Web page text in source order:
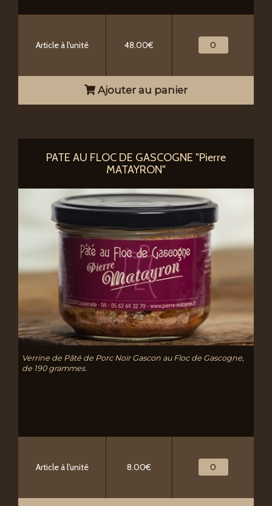
Article à l'unité 48.00€
Ajouter au panier
PATE AU FLOC DE GASCOGNE "Pierre
MATAYRON"
Verrine de Pâté de Porc Noir Gascon au Floc de Gascogne,
de 190 grammes.
Article à l'unité 8.00€